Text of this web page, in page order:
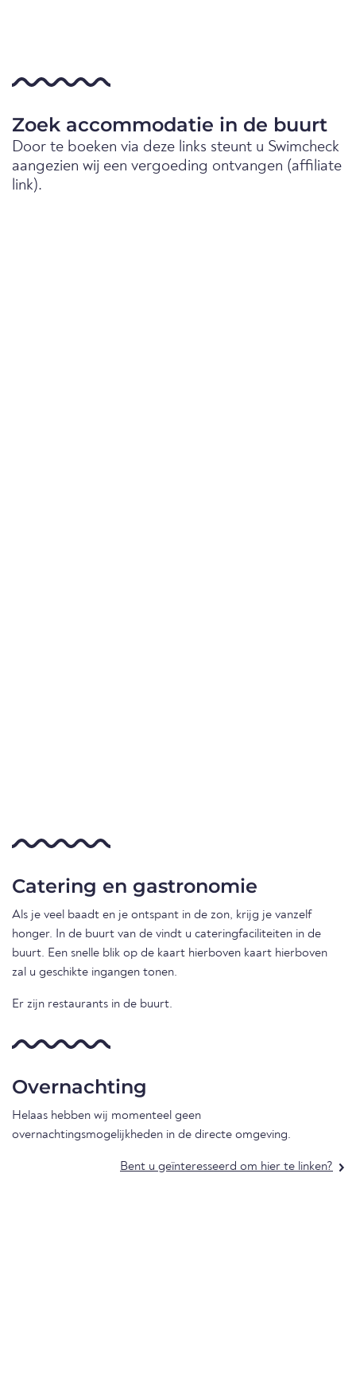
Zoek accommodatie in de buurt
Door te boeken via deze links steunt u Swimcheck
aangezien wij een vergoeding ontvangen (affiliate
link).
Catering en gastronomie
Als je veel baadt en je ontspant in de zon, krijg je vanzelf
honger. In de buurt van de vindt u cateringfaciliteiten in de
buurt. Een snelle blik op de kaart hierboven kaart hierboven
zal u geschikte ingangen tonen.
Er zijn restaurants in de buurt.
Overnachting
Helaas hebben wij momenteel geen
overnachtingsmogelijkheden in de directe omgeving.
Bent u geïnteresseerd om hier te linken?